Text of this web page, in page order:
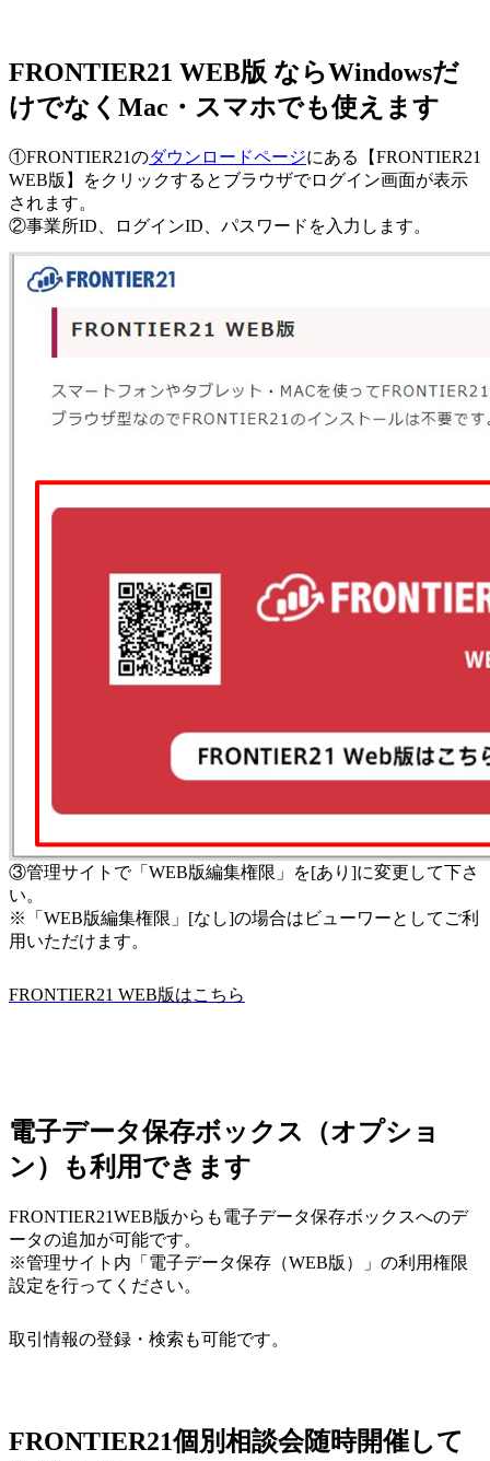
FRONTIER21 WEB版 ならWindowsだ
けでなくMac・スマホでも使えます
①FRONTIER21のダウンロードページにある【FRONTIER21
WEB版】をクリックするとブラウザでログイン画面が表示
されます。
②事業所ID、ログインID、パスワードを入力します。
③管理サイトで「WEB版編集権限」を[あり]に変更して下さ
い。
※「WEB版編集権限」[なし]の場合はビューワーとしてご利
用いただけます。
FRONTIER21 WEB版はこちら
電子データ保存ボックス（オプショ
ン）も利用できます
FRONTIER21WEB版からも電子データ保存ボックスへのデ
ータの追加が可能です。
※管理サイト内「電子データ保存（WEB版）」の利用権限
設定を行ってください。
取引情報の登録・検索も可能です。
FRONTIER21個別相談会随時開催して